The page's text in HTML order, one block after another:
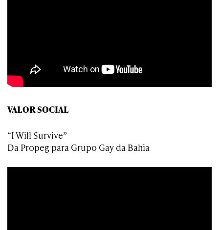
VALOR SOCIAL
“I Will Survive”
Da Propeg para Grupo Gay da Bahia